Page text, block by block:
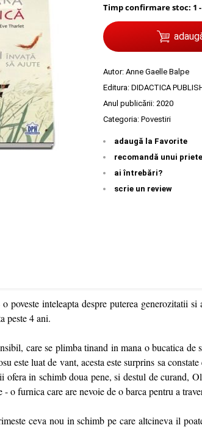
Timp confirmare stoc: 1
Autor: Anne Gaelle Balpe
Editura: DIDACTICA
Anul publicării: 2020
Categoria: Povestiri
adaugă la Favorite
recomandă unui
ai întrebări?
scrie un review
poveste inteleapta despre puterea generozitatii
peste 4 ani.
care se plimba tinand in mana o bucatica de
este luat de vant, acesta este surprins sa constate
in schimb doua pene, si destul de curand,
o furnica care are nevoie de o barca pentru a
ceva nou in schimb pe care altcineva il